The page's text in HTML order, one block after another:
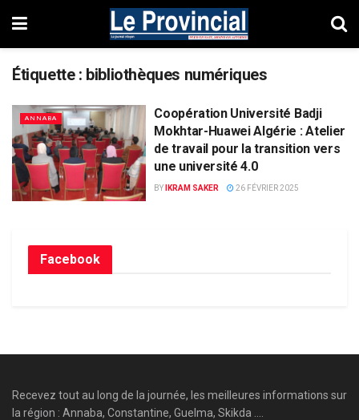
Étiquette : bibliothèques numériques
ANNABA
Coopération Université Badji
Mokhtar-Huawei Algérie : Atelier
de travail pour la transition vers
une université 4.0
BY IKRAM SAKER 26 FÉVRIER 2025
Facebook
Recevez tout au long de la journée, les meilleures informations sur
la région : Annaba, Constantine, Guelma, Skikda ....